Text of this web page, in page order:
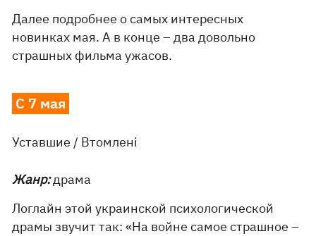
Далее подробнее о самых интересных
новинках мая. А в конце – два довольно
страшных фильма ужасов.
С 7 мая
Уставшие / Втомлені
Жанр:драма
Логлайн этой украинской психологической
драмы звучит так: «На войне самое страшное –